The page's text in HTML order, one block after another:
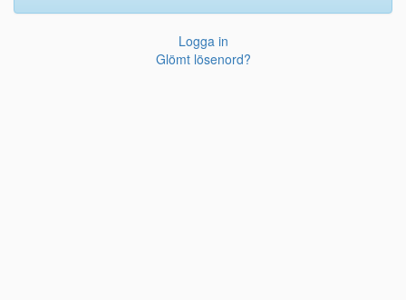
Logga in
Glömt lösenord?